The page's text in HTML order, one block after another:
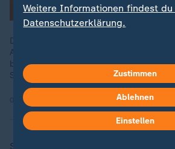
Die deutsche Industrie verliert an Stärke:
Aufträge bleiben aus, Arbeitsplätze
bedeutet die Deindustrialisierung für die
Standorts Deutschland?
01.12.2025 | 4:31 min
Seit vergangenem Jahr lasten
Weitere Informationen findest du
Datenschutzerklärung.
Zustimmen
Ablehnen
Einstellen